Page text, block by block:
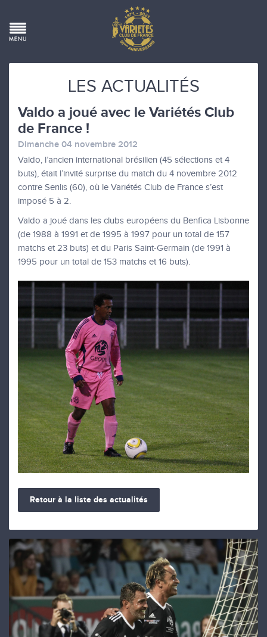
LES ACTUALITÉS
Valdo a joué avec le Variétés Club
de France !
Dimanche 04 novembre 2012
Valdo, l’ancien international brésilien (45 sélections et 4
buts), était l’invité surprise du match du 4 novembre 2012
contre Senlis (60), où le Variétés Club de France s’est
imposé 5 à 2.
Valdo a joué dans les clubs européens du Benfica Lisbonne
(de 1988 à 1991 et de 1995 à 1997 pour un total de 157
matchs et 23 buts) et du Paris Saint-Germain (de 1991 à
1995 pour un total de 153 matchs et 16 buts).
Retour à la liste des actualités